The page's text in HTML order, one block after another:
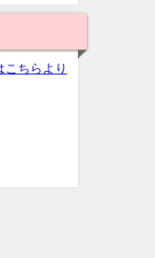
こちらより